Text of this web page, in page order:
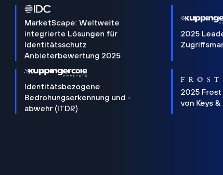
MarketScape: Weltweite
integrierte Lösungen für
Identitätsschutz
Anbieterbewertung 2025
2025
Identitätsbezogene
Bedrohungserkennung und -
abwehr (ITDR)
2025 Frost
von Keys